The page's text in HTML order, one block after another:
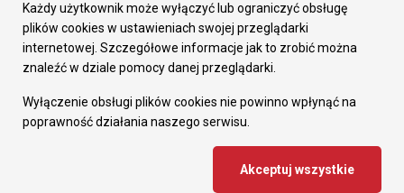
Pozostałe
Deklaracja dostępności
Dane osobowe
Dodaj opinię o witrynie
Projekt i wdrożenie - MIGOMEDIA
Każdy użytkownik może wyłączyć lub ograniczyć obsługę
plików cookies w ustawieniach swojej przeglądarki
internetowej. Szczegółowe informacje jak to zrobić można
znaleźć w dziale pomocy danej przeglądarki.
Wyłączenie obsługi plików cookies nie powinno wpłynąć na
poprawność działania naszego serwisu.
Akceptuj wszystkie